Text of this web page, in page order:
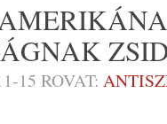
15 ROVAT: